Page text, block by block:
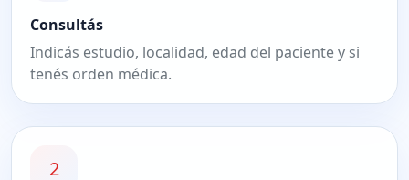
Consultás
Indicás estudio, localidad, edad del paciente y si
tenés orden médica.
2